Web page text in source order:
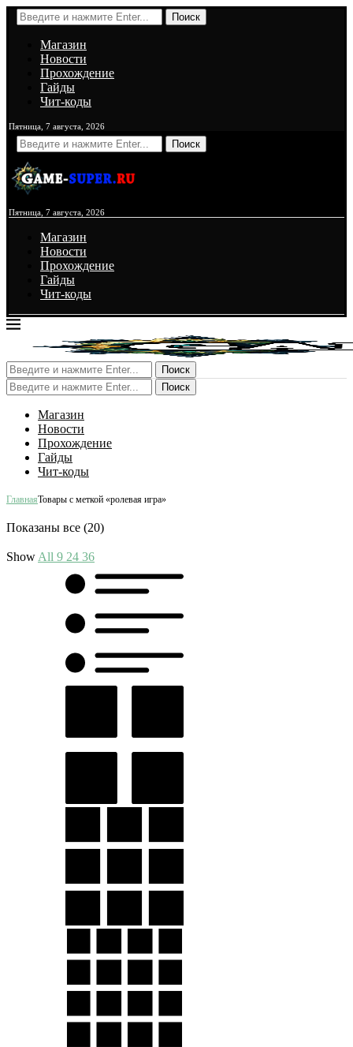
Поиск
Магазин
Новости
Прохождение
Гайды
Чит-коды
Пятница, 7 августа, 2026
Поиск
Пятница, 7 августа, 2026
Магазин
Новости
Прохождение
Гайды
Чит-коды
Поиск
Поиск
Магазин
Новости
Прохождение
Гайды
Чит-коды
ГлавнаяТовары с меткой «ролевая игра»
Показаны все (20)
Show All 9 24 36